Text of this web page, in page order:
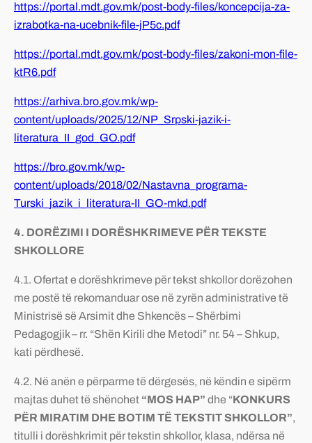
https://portal.mdt.gov.mk/post-body-files/koncepcija-za-
izrabotka-na-ucebnik-file-jP5c.pdf
https://portal.mdt.gov.mk/post-body-files/zakoni-mon-file-
ktR6.pdf
https://arhiva.bro.gov.mk/wp-
content/uploads/2025/12/NP_Srpski-jazik-i-
literatura_II_god_GO.pdf
https://bro.gov.mk/wp-
content/uploads/2018/02/Nastavna_programa-
Turski_jazik_i_literatura-II_GO-mkd.pdf
4. DORËZIMI I DORËSHKRIMEVE PËR TEKSTE
SHKOLLORE
4.1. Ofertat e dorëshkrimeve për tekst shkollor dorëzohen
me postë të rekomanduar ose në zyrën administrative të
Ministrisë së Arsimit dhe Shkencës – Shërbimi
Pedagogjik – rr. “Shën Kirili dhe Metodi” nr. 54 – Shkup,
kati përdhesë.
4.2. Në anën e përparme të dërgesës, në këndin e sipërm
majtas duhet të shënohet “MOS HAP” dhe “KONKURS
PËR MIRATIM DHE BOTIM TË TEKSTIT SHKOLLOR”,
titulli i dorëshkrimit për tekstin shkollor, klasa, ndërsa në